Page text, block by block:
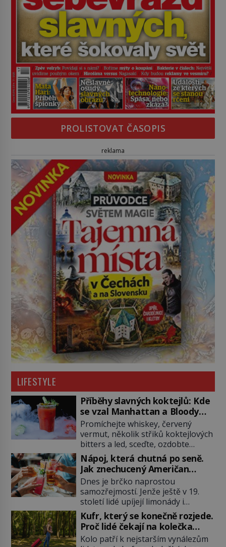
PROLISTOVAT ČASOPIS
reklama
LIFESTYLE
Příběhy slavných koktejlů: Kde
se vzal Manhattan a Bloody
Mary?
Promíchejte whiskey, červený
vermut, několik střiků koktejlových
bitters a led, sceďte, ozdobte
koktejlovou třešinkou a tadá…
Manhattan je tu! A pokud to má být
skutečně on, dejte si pozor, ať
místo klasické americké rye
whiskey či klidně bourbonu
nepoužijete skotskou whisku. Co
se stane? Inu, koktejl bude stále
skvělý, ale už to nebude
Manhattan ale […]
Nápoj, která chutná po seně.
Jak znechucený Američan
vymyslel brčko
Dnes je brčko naprostou
samozřejmostí. Jenže ještě v 19.
století lidé upíjejí limonády i
koktejly dutými stébly žita nebo
žitné slámy. Fungují sice dobře,
mají ale jednu nepříjemnou
vlastnost po chvíli se rozmáčejí a
Kufr, který se konečně rozjede.
Proč lidé čekají na kolečka
téměř pět tisíc let?
Kolo patří k nejstarším vynálezům